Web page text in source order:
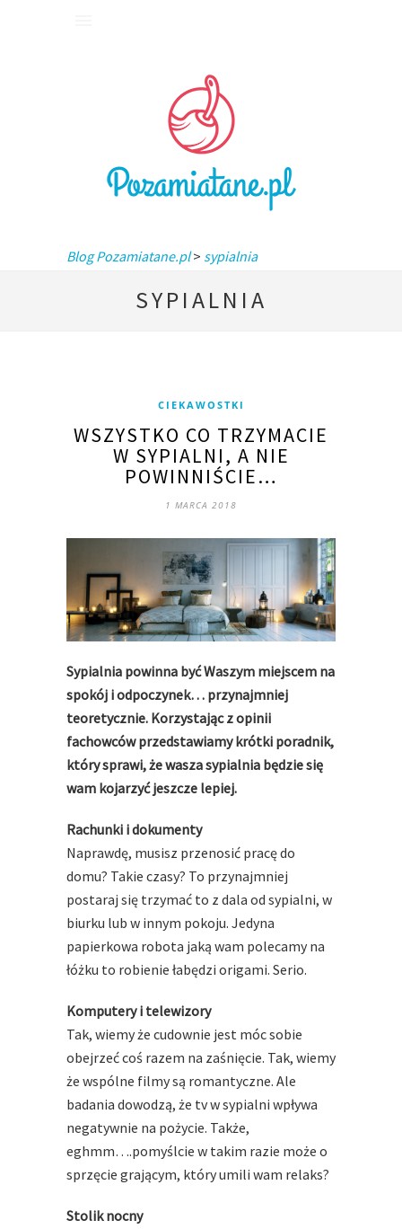
Blog Pozamiatane.pl> sypialnia
SYPIALNIA
CIEKAWOSTKI
WSZYSTKO CO TRZYMACIE
W SYPIALNI, A NIE
POWINNIŚCIE…
1 MARCA 2018
Sypialnia powinna być Waszym miejscem na
spokój i odpoczynek… przynajmniej
teoretycznie. Korzystając z opinii
fachowców przedstawiamy krótki poradnik,
który sprawi, że wasza sypialnia będzie się
wam kojarzyć jeszcze lepiej.
Rachunki i dokumenty
Naprawdę, musisz przenosić pracę do
domu? Takie czasy? To przynajmniej
postaraj się trzymać to z dala od sypialni, w
biurku lub w innym pokoju. Jedyna
papierkowa robota jaką wam polecamy na
łóżku to robienie łabędzi origami. Serio.
Komputery i telewizory
Tak, wiemy że cudownie jest móc sobie
obejrzeć coś razem na zaśnięcie. Tak, wiemy
że wspólne filmy są romantyczne. Ale
badania dowodzą, że tv w sypialni wpływa
negatywnie na pożycie. Także,
eghmm….pomyślcie w takim razie może o
sprzęcie grającym, który umili wam relaks?
Stolik nocny